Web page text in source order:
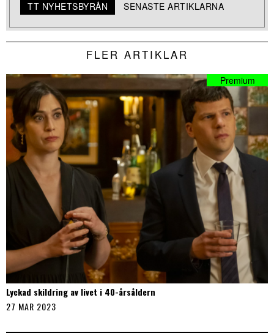
TT NYHETSBYRÅN SENASTE ARTIKLARNA
FLER ARTIKLAR
Lyckad skildring av livet i 40-årsåldern
27 MAR 2023